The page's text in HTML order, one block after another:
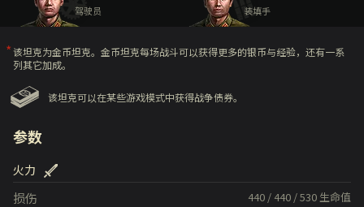
驾驶员 装填手
该坦克为金币坦克。金币坦克每场战斗可以获得更多的银币与经验，还有一系
列其它加成。
该坦克可以在某些游戏模式中获得战争债券。
参数
火力
440 / 440 /530 生命值
损伤